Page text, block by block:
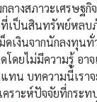
ลางสภาวะเศรษฐ
เป็นสินทรัพย์หลบ
ดเงินจากนักลงทุนทั่
โดยไม่มีความรู้ อา
แทน บทความนี้เรา
ราะห์ปัจจัยที่กระท